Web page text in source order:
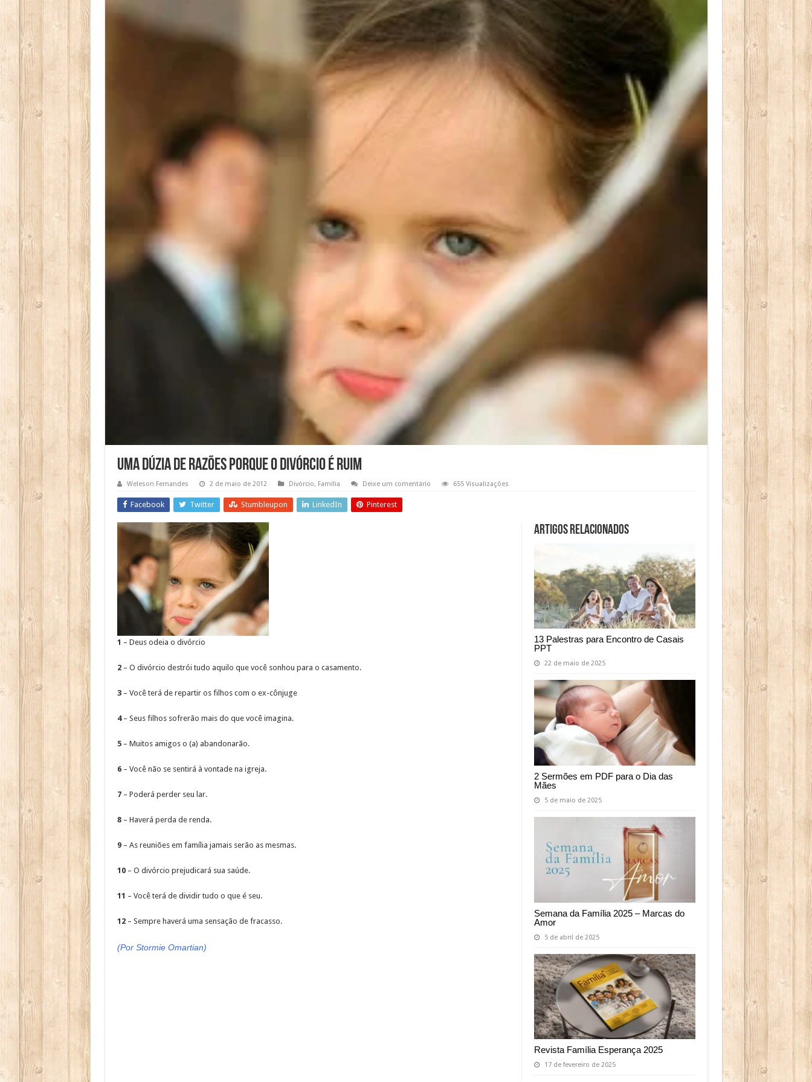
Uma dúzia de razões porque o divórcio é ruim
Weleson Fernandes 2 de maio de 2012 Divórcio, Família Deixe um comentário 655 Visualizações
Facebook Twitter Stumbleupon LinkedIn Pinterest
Artigos relacionados
13 Palestras para Encontro de Casais
PPT
22 de maio de 2025
2 Sermões em PDF para o Dia das
Mães
5 de maio de 2025
Semana da Família 2025 – Marcas do
Amor
5 de abril de 2025
Revista Família Esperança 2025
17 de fevereiro de 2025
1 – Deus odeia o divórcio
2– O divórcio destrói tudo aquilo que você sonhou para o casamento.
3– Você terá de repartir os filhos com o ex-cônjuge
4– Seus filhos sofrerão mais do que você imagina.
5– Muitos amigos o (a) abandonarão.
6– Você não se sentirá à vontade na igreja.
7– Poderá perder seu lar.
8– Haverá perda de renda.
9– As reuniões em família jamais serão as mesmas.
10– O divórcio prejudicará sua saúde.
11 – Você terá de dividir tudo o que é seu.
12– Sempre haverá uma sensação de fracasso.
(Por Stormie Omartian)